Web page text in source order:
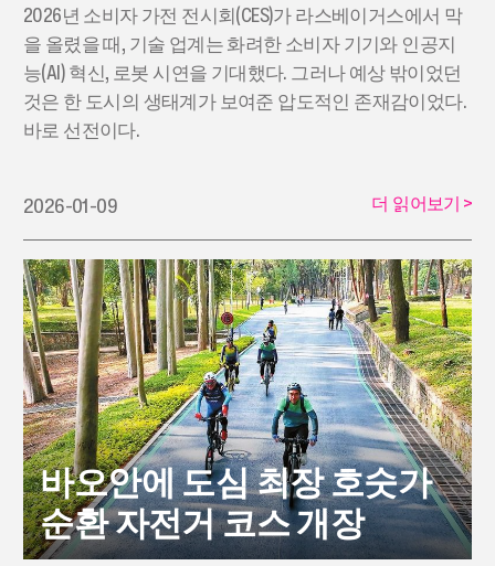
2026년 소비자 가전 전시회(CES)가 라스베이거스에서 막
을 올렸을 때, 기술 업계는 화려한 소비자 기기와 인공지
능(AI) 혁신, 로봇 시연을 기대했다. 그러나 예상 밖이었던
것은 한 도시의 생태계가 보여준 압도적인 존재감이었다.
바로 선전이다.
2026-01-09 더 읽어보기 >
바오안에 도심 최장 호숫가
순환 자전거 코스 개장